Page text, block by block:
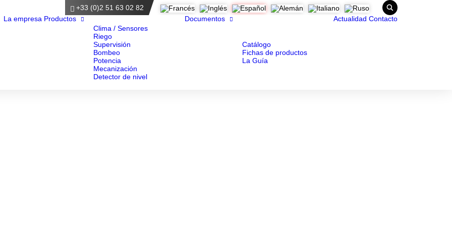
+33 (0)2 51 63 02 82
Página principal
La empresa Productos
Clima / Sensores
Riego
Supervisión
Bombeo
Potencia
Mecanización
Detector de nivel
Documentos
Catálogo
Fichas de productos
La Guía
Actualidad Contacto